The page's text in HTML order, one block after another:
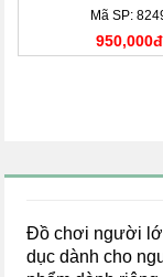
Mã SP:
950,000đ
Đồ chơi người
dục dành cho